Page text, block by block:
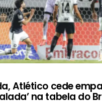
Atlético cede
na tabela do